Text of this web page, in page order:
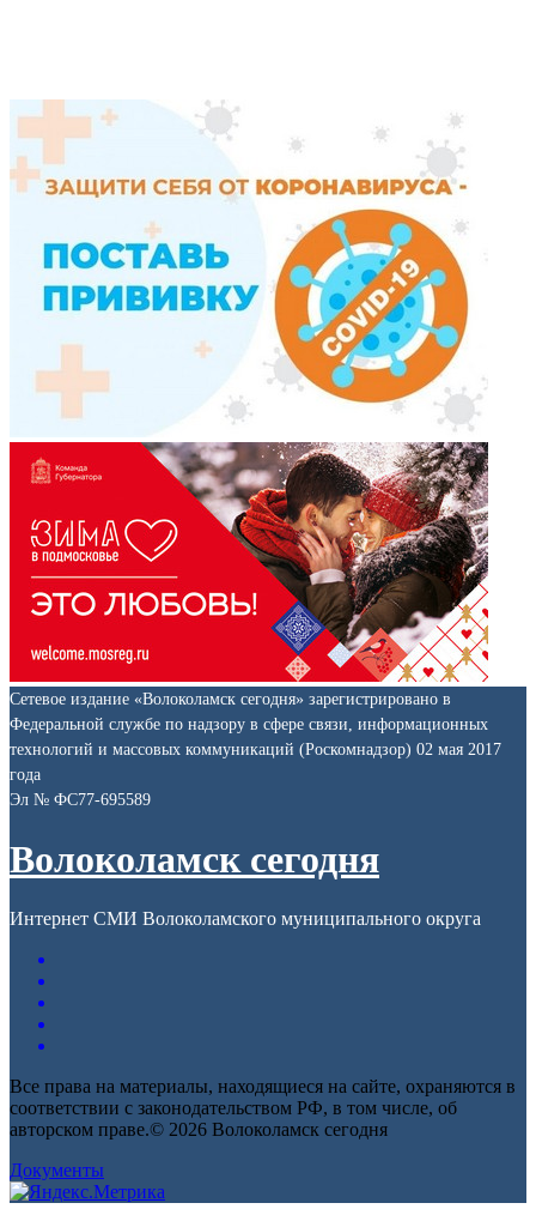
Сетевое издание «Волоколамск сегодня» зарегистрировано в
Федеральной службе по надзору в сфере связи, информационных
технологий и массовых коммуникаций (Роскомнадзор) 02 мая 2017
года
Эл № ФС77-695589
Волоколамск сегодня
Интернет СМИ Волоколамского муниципального округа
Все права на материалы, находящиеся на сайте, охраняются в
соответствии с законодательством РФ, в том числе, об
авторском праве.© 2026 Волоколамск сегодня
Документы